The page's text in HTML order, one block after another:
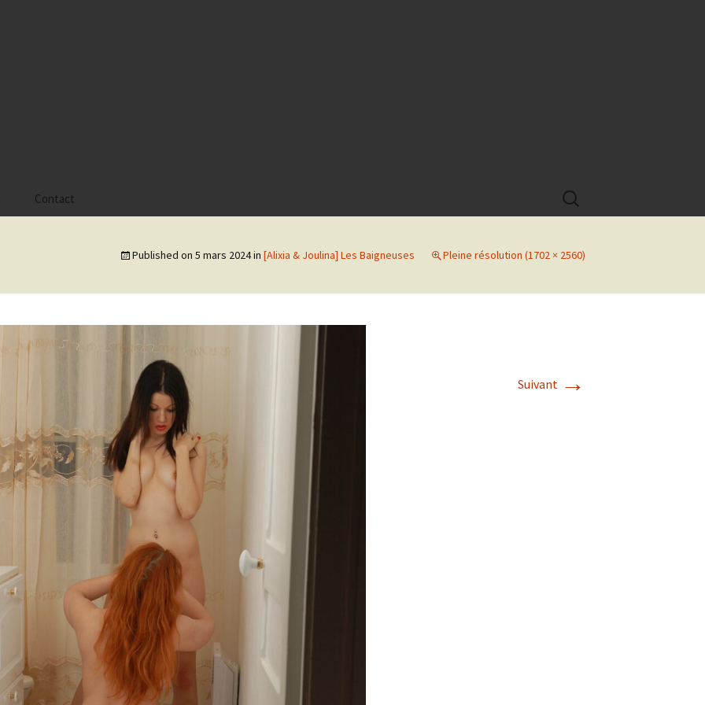
Tom Mac Gregor
Contact
Rechercher :
Published on 5 mars 2024in [Alixia & Joulina] Les Baigneuses Pleine résolution (1702 × 2560)
Suivant →